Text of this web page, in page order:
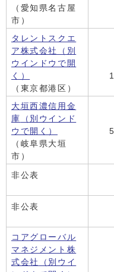
（愛知県名古屋
市）
タレントスクエ
ア株式会社
（別
ウインドウで開
く）
（東京都港区）
大垣西濃信用金
庫
（別ウインド
ウで開く）
（岐阜県大垣
市）
非公表
非公表
コアグローバル
マネジメント株
式会社
（別ウイ